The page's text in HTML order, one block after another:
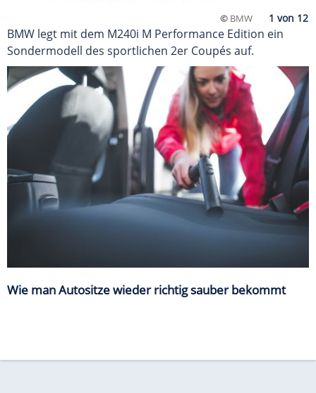
© BMW
BMW legt mit dem M240i M Performance Edition ein
Sondermodell des sportlichen 2er Coupés auf.
Wie man Autositze wieder richtig sauber bekommt